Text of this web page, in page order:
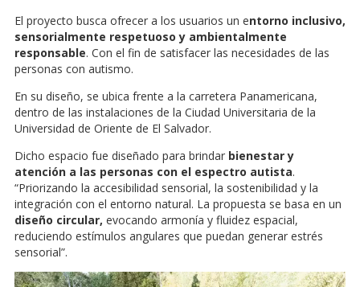
El proyecto busca ofrecer a los usuarios un entorno inclusivo,
sensorialmente respetuoso y ambientalmente
responsable. Con el fin de satisfacer las necesidades de las
personas con autismo.
En su diseño, se ubica frente a la carretera Panamericana,
dentro de las instalaciones de la Ciudad Universitaria de la
Universidad de Oriente de El Salvador.
Dicho espacio fue diseñado para brindar bienestar y
atención a las personas con el espectro autista.
“Priorizando la accesibilidad sensorial, la sostenibilidad y la
integración con el entorno natural. La propuesta se basa en un
diseño circular, evocando armonía y fluidez espacial,
reduciendo estímulos angulares que puedan generar estrés
sensorial”.